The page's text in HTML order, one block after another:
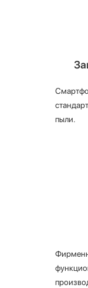
пыли.